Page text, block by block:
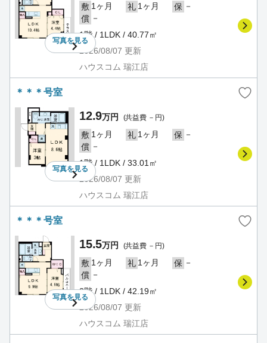
写真を見る
敷 1ヶ月 礼 1ヶ月 保 －
償 －
1階 / 1LDK / 40.77㎡
2026/08/07 更新
ハウスコム 瑞江店
＊＊＊号室
写真を見る
12.9万円 (共益費 －円)
敷 1ヶ月 礼 1ヶ月 保 －
償 －
1階 / 1LDK / 33.01㎡
2026/08/07 更新
ハウスコム 瑞江店
＊＊＊号室
写真を見る
15.5万円 (共益費 －円)
敷 1ヶ月 礼 1ヶ月 保 －
償 －
2階 / 1LDK / 42.19㎡
2026/08/07 更新
ハウスコム 瑞江店